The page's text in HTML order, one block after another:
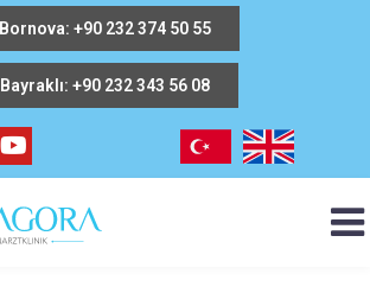
Bornova: +90 232 374 50 55
Bayraklı: +90 232 343 56 08